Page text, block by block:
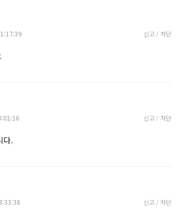
신고 / 차단
신고 / 차단
다.
신고 / 차단